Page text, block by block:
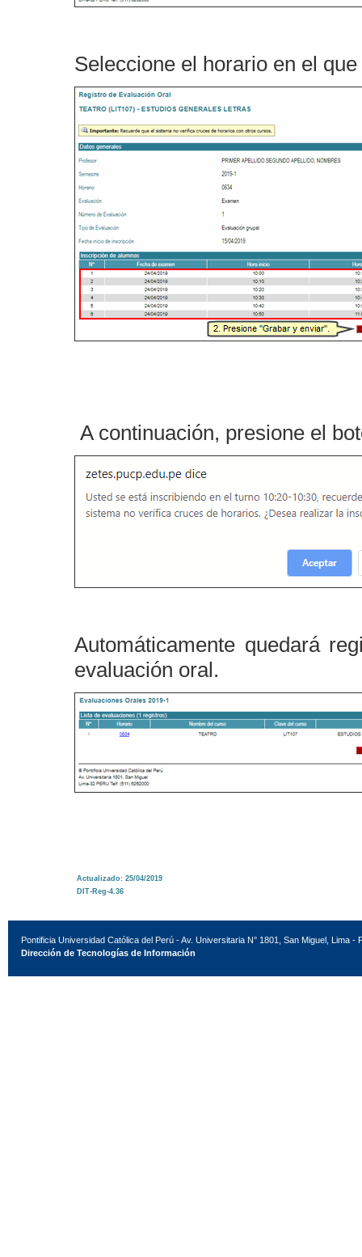
Seleccione el horario en el
A continuación, presione el
Automáticamente quedará
evaluación oral.
Actualizado: 25/04/2019
DIT-Reg-4.36
Pontificia Universidad Católica del Perú - Av. Universitaria N° 1801, San Miguel, Lima -
Dirección de Tecnologías de Información